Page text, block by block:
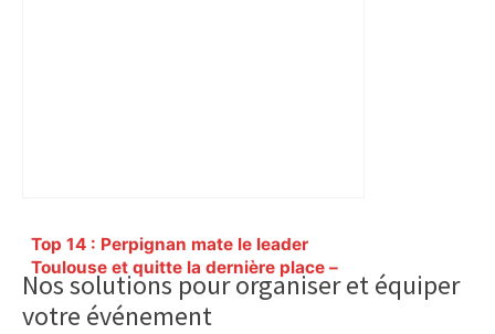
Top 14 : Perpignan mate le leader
Toulouse et quitte la dernière place –
lanouvellerepublique.fr
Primary
Sidebar
Nos solutions pour organiser et équiper
votre événement